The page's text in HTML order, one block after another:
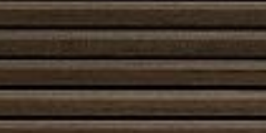
piippu sopii erinomaisesti takkoihin, uuneihin ja muihin
ja pitkäikäinen rakenne.
Hyvin suunniteltu piippu parantaa palamisen
tehokkuutta: oikeanlainen veto tukee puhtaan ja
hallitun liekin syntymistä, kun taas rakenteen massa
tasoittaa lämpötilan heilahteluja niin piipussa kuin